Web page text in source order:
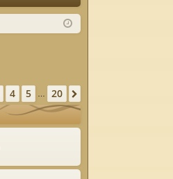
Q m ist
20
4 5 20